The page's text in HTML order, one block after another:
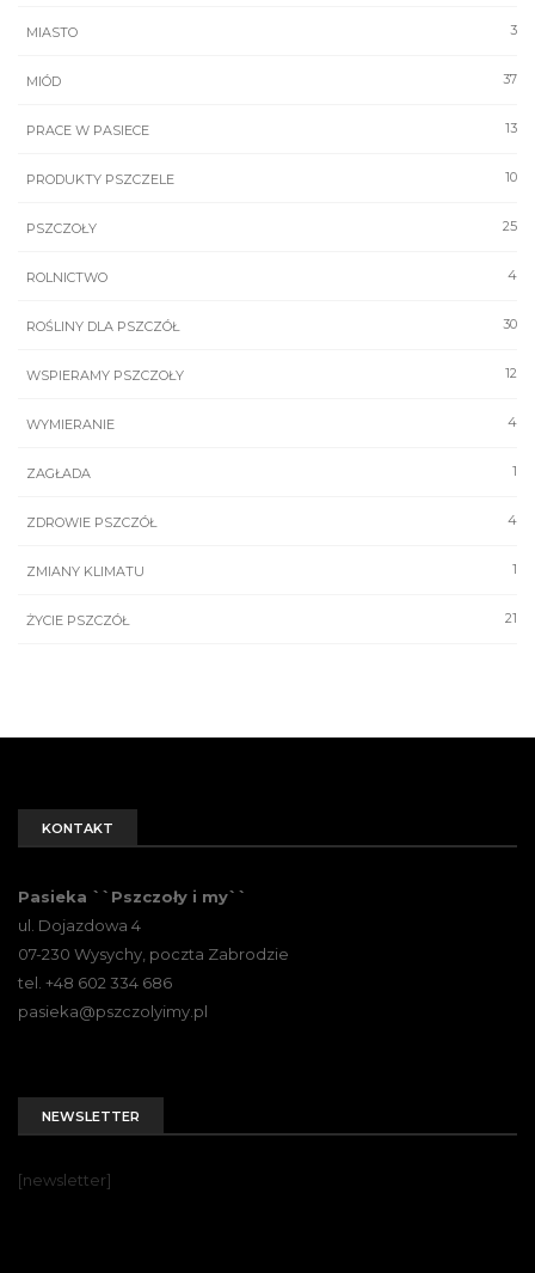
3
MIASTO
37
MIÓD
13
PRACE W PASIECE
10
PRODUKTY PSZCZELE
25
PSZCZOŁY
4
ROLNICTWO
30
ROŚLINY DLA PSZCZÓŁ
12
WSPIERAMY PSZCZOŁY
4
WYMIERANIE
1
ZAGŁADA
4
ZDROWIE PSZCZÓŁ
1
ZMIANY KLIMATU
21
ŻYCIE PSZCZÓŁ
KONTAKT
Pasieka ``Pszczoły i my``
ul. Dojazdowa 4
07-230 Wysychy, poczta Zabrodzie
tel. +48 602 334 686
pasieka@pszczolyimy.pl
NEWSLETTER
[newsletter]